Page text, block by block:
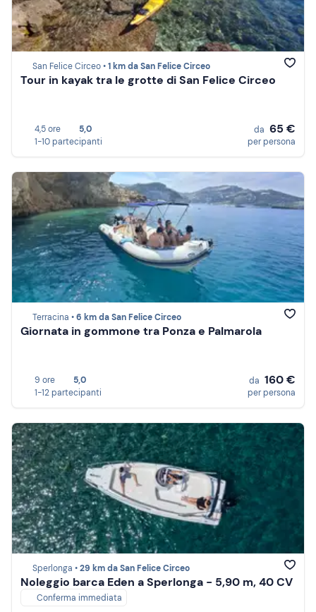
San Felice Circeo •1 km da San Felice Circeo
Tour in kayak tra le grotte di San Felice Circeo
4,5 ore
5,0
1-10 partecipanti
da 65 €
per persona
Terracina •6 km da San Felice Circeo
Giornata in gommone tra Ponza e Palmarola
9 ore
5,0
1-12 partecipanti
da 160 €
per persona
Sperlonga •29 km da San Felice Circeo
Noleggio barca Eden a Sperlonga - 5,90 m, 40 CV
Conferma immediata